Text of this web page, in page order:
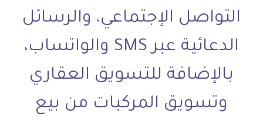
التواصل الإجتماعي، والرسائل
الدعائية عبر SMS والواتساب،
بالإضافة للتسويق العقاري
وتسويق المركبات من بيع